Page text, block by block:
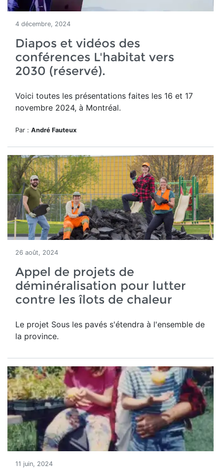
4 décembre, 2024
Diapos et vidéos des
conférences L'habitat vers
2030 (réservé).
Voici toutes les présentations faites les 16 et 17
novembre 2024, à Montréal.
Par : André Fauteux
26 août, 2024
Appel de projets de
déminéralisation pour lutter
contre les îlots de chaleur
Le projet Sous les pavés s'étendra à l'ensemble de
la province.
11 juin, 2024